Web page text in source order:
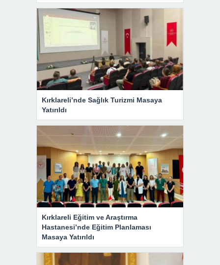
Kırklareli’nde Sağlık Turizmi Masaya
Yatırıldı
Kırklareli Eğitim ve Araştırma
Hastanesi’nde Eğitim Planlaması
Masaya Yatırıldı